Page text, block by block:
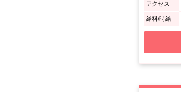
アクセス
給料/時給